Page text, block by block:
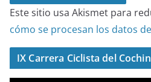
Este sitio usa Akismet para
cómo se procesan los datos
IX Carrera Ciclista del